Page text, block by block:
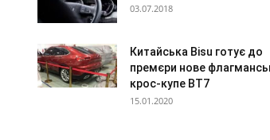
03.07.2018
Китайська Bisu готує до
премєри нове
крос-купе BT7
15.01.2020